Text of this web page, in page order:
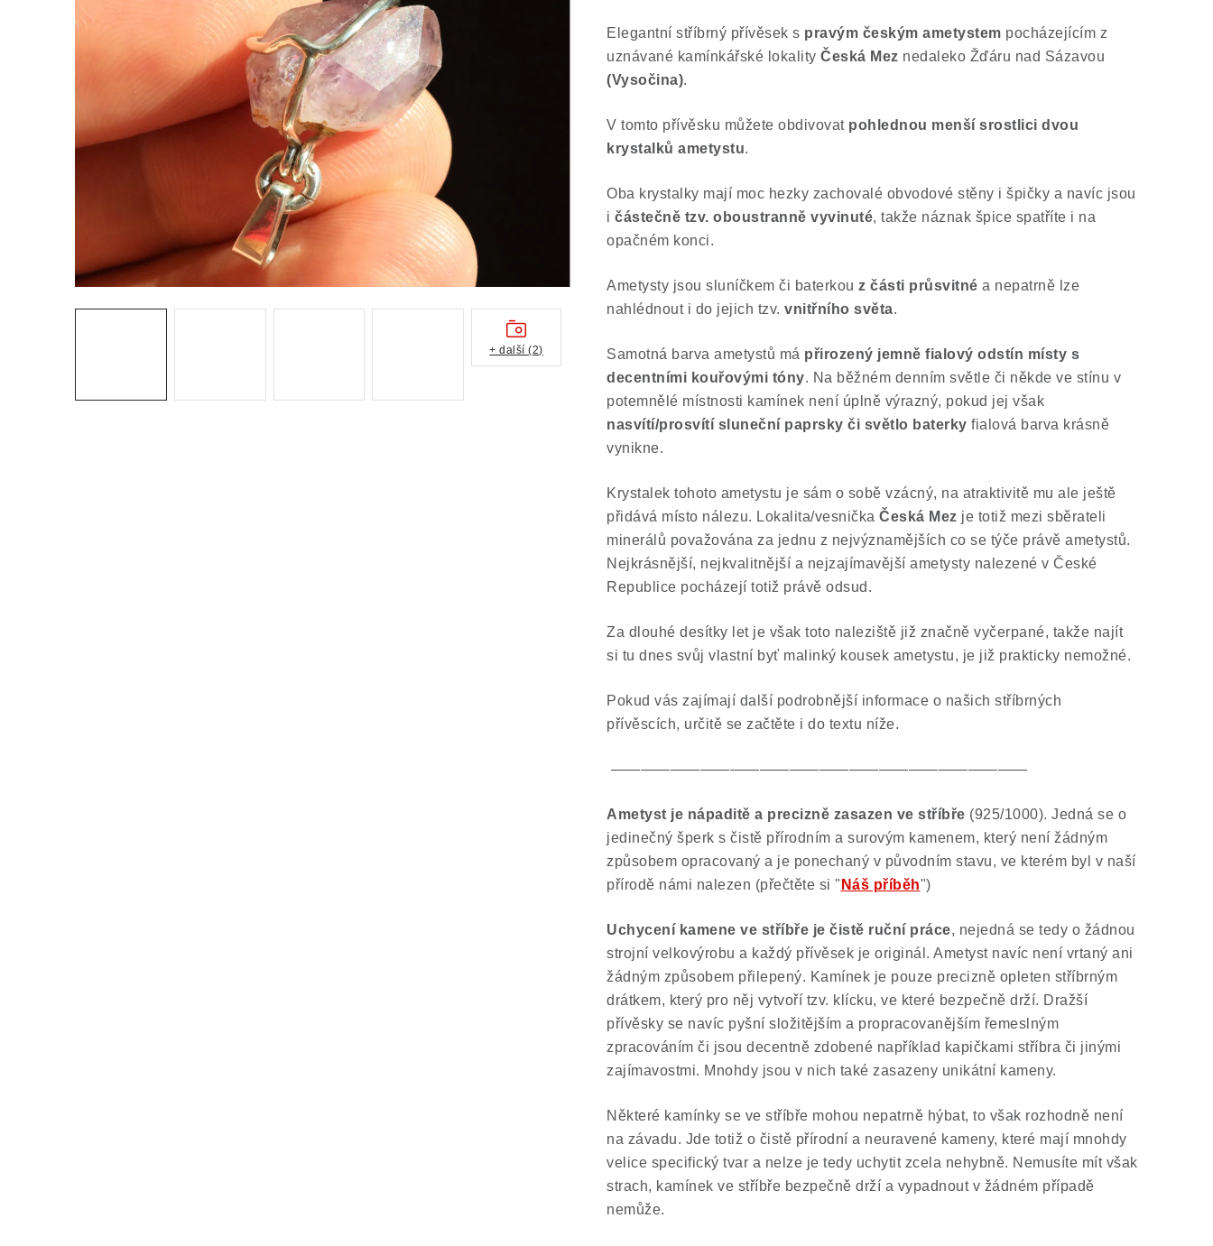
Elegantní stříbrný přívěsek s pravým českým ametystem pocházejícím z
uznávané kamínkářské lokality Česká Mez nedaleko Žďáru nad Sázavou
(Vysočina).
V tomto přívěsku můžete obdivovat pohlednou menší srostlici dvou
krystalků ametystu.
Oba krystalky mají moc hezky zachovalé obvodové stěny i špičky a navíc jsou
i částečně tzv. oboustranně vyvinuté, takže náznak špice spatříte i na
opačném konci.
Ametysty jsou sluníčkem či baterkou z části průsvitné a nepatrně lze
nahlédnout i do jejich tzv. vnitřního světa.
Samotná barva ametystů má přirozený jemně fialový odstín místy s
decentními kouřovými tóny. Na běžném denním světle či někde ve stínu v
potemnělé místnosti kamínek není úplně výrazný, pokud jej však
nasvítí/prosvítí sluneční paprsky či světlo baterky fialová barva krásně
vynikne.
Krystalek tohoto ametystu je sám o sobě vzácný, na atraktivitě mu ale ještě
přidává místo nálezu. Lokalita/vesnička Česká Mez je totiž mezi sběrateli
minerálů považována za jednu z nejvýznamějších co se týče právě ametystů.
Nejkrásnější, nejkvalitnější a nejzajímavější ametysty nalezené v České
Republice pocházejí totiž právě odsud.
Za dlouhé desítky let je však toto naleziště již značně vyčerpané, takže najít
si tu dnes svůj vlastní byť malinký kousek ametystu, je již prakticky nemožné.
Pokud vás zajímají další podrobnější informace o našich stříbrných
přívěscích, určitě se začtěte i do textu níže.
————————————————————————————
Ametyst je nápaditě a precizně zasazen ve stříbře (925/1000). Jedná se o
jedinečný šperk s čistě přírodním a surovým kamenem, který není žádným
způsobem opracovaný a je ponechaný v původním stavu, ve kterém byl v naší
přírodě námi nalezen (přečtěte si " Náš příběh")
Uchycení kamene ve stříbře je čistě ruční práce, nejedná se tedy o žádnou
strojní velkovýrobu a každý přívěsek je originál. Ametyst navíc není vrtaný ani
žádným způsobem přilepený. Kamínek je pouze precizně opleten stříbrným
drátkem, který pro něj vytvoří tzv. klícku, ve které bezpečně drží. Dražší
přívěsky se navíc pyšní složitějším a propracovanějším řemeslným
zpracováním či jsou decentně zdobené například kapičkami stříbra či jinými
zajímavostmi. Mnohdy jsou v nich také zasazeny unikátní kameny.
Některé kamínky se ve stříbře mohou nepatrně hýbat, to však rozhodně není
na závadu. Jde totiž o čistě přírodní a neuravené kameny, které mají mnohdy
velice specifický tvar a nelze je tedy uchytit zcela nehybně. Nemusíte mít však
strach, kamínek ve stříbře bezpečně drží a vypadnout v žádném případě
nemůže.
+ další (2)